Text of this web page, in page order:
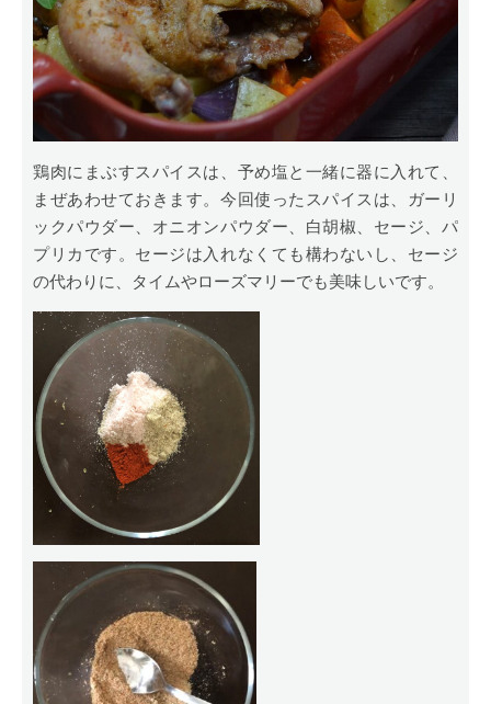
鶏肉にまぶすスパイスは、予め塩と一緒に器に入れて、
まぜあわせておきます。今回使ったスパイスは、ガーリ
ックパウダー、オニオンパウダー、白胡椒、セージ、パ
プリカです。セージは入れなくても構わないし、セージ
の代わりに、タイムやローズマリーでも美味しいです。